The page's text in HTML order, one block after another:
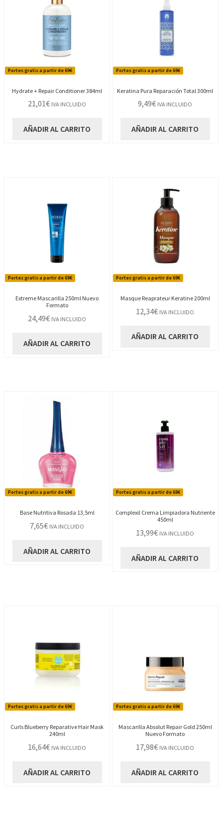
Portes gratis a partir de 69€
Hydrate + Repair Conditioner 384ml
21,01€ IVA INCLUIDO
AÑADIR AL CARRITO
Portes gratis a partir de 69€
Keratina Pura Reparación Total 300ml
9,49€ IVA INCLUIDO
AÑADIR AL CARRITO
Portes gratis a partir de 69€
Extreme Mascarilla 250ml Nuevo
Formato
24,49€ IVA INCLUIDO
AÑADIR AL CARRITO
Portes gratis a partir de 69€
Masque Reaprateur Keratine 200ml
12,34€ IVA INCLUIDO
AÑADIR AL CARRITO
Portes gratis a partir de 69€
Base Nutritiva Rosada 13,5ml
7,65€ IVA INCLUIDO
AÑADIR AL CARRITO
Portes gratis a partir de 69€
Complexil Crema Limpiadora Nutriente
450ml
13,99€ IVA INCLUIDO
AÑADIR AL CARRITO
Portes gratis a partir de 69€
Curls Blueberry Reparative Hair Mask
240ml
16,64€ IVA INCLUIDO
AÑADIR AL CARRITO
Portes gratis a partir de 69€
Mascarilla Absolut Repair Gold 250ml
Nuevo Formato
17,98€ IVA INCLUIDO
AÑADIR AL CARRITO